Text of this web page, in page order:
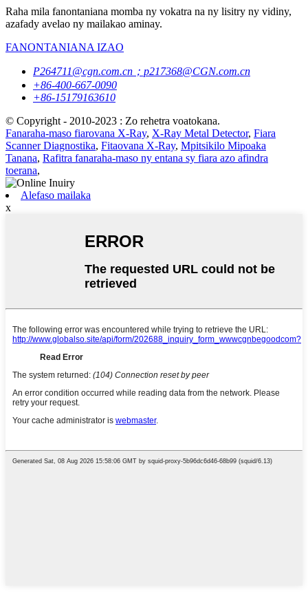
Raha mila fanontaniana momba ny vokatra na ny lisitry ny vidiny,
azafady avelao ny mailakao aminay.
FANONTANIANA IZAO
P264711@cgn.com.cn；p217368@CGN.com.cn
+86-400-667-0090
+86-15179163610
© Copyright - 2010-2023 : Zo rehetra voatokana.
Fanaraha-maso fiarovana X-Ray, X-Ray Metal Detector, Fiara
Scanner Diagnostika, Fitaovana X-Ray, Mpitsikilo Mipoaka
Tanana, Rafitra fanaraha-maso ny entana sy fiara azo afindra
toerana,
Alefaso mailaka
x